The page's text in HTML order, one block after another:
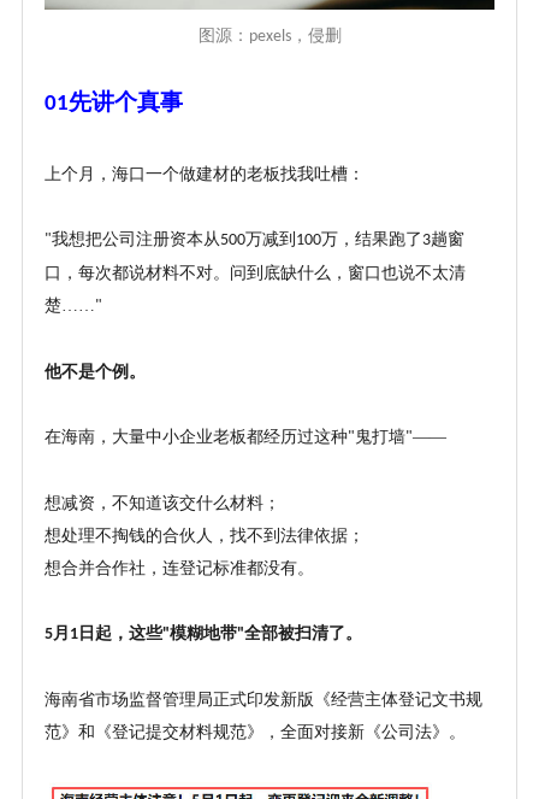
图源： pexels， 侵删
01先讲个真事
上个月，海口一个做建材的老板找我吐槽：
"我想把公司注册资本从500万减到 100万，结果跑了 3趟窗
口，每次都说材料不对。问到底缺什么，窗口也说不太清
楚……"
他不是个例。
在海南，大量中小企业老板都经历过这种" 鬼打墙"——
想减资，不知道该交什么材料；
想处理不掏钱的合伙人，找不到法律依据；
想合并合作社，连登记标准都没有。
5月 1日起，这些"模糊地带"全部被扫清了。
海南省市场监督管理局正式印发新版《经营主体登记文书规
范》和《登记提交材料规范》，全面对接新《公司法》。